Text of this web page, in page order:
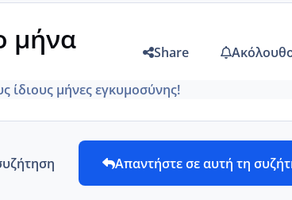
μήνα Share
ίδιους μήνες εγκυμοσύνης!
Απαντήστε σε αυτή τη